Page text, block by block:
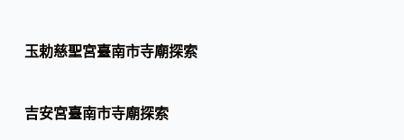
玉勅慈聖宮臺南市寺廟探索
吉安宮臺南市寺廟探索